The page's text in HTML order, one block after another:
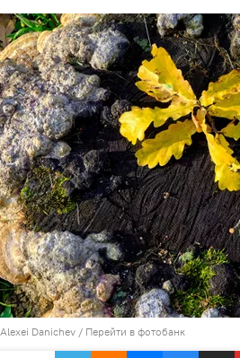
Danichev / Перейти в фотобанк